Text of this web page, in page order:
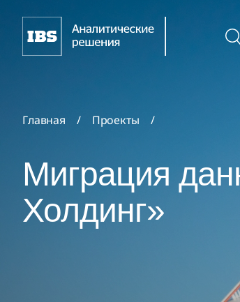
Главная / Проекты /
Миграция
Холдинг»